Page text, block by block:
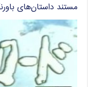
مستند داستان‌های